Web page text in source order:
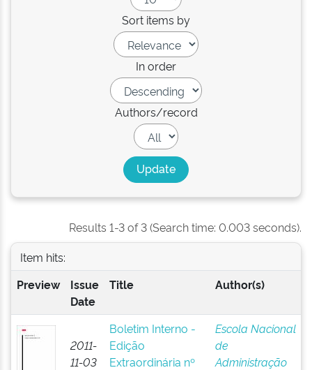
Sort items by
In order
Authors/record
Results 1-3 of 3 (Search time: 0.003 seconds).
Item hits:
Preview
Issue
Date
Title Author(s)
2011-
11-03
Boletim Interno -
Edição
Extraordinária nº
Escola Nacional
de
Administração